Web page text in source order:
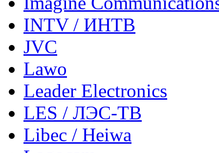
INTV / ИНТВ
JVC
Lawo
Leader Electronics
LES / ЛЭС-ТВ
Libec / Heiwa